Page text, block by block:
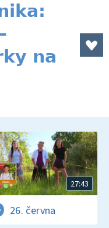
na
27:43
26. června